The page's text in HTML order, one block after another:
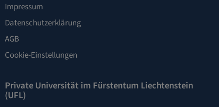
Impressum
Datenschutzerklärung
AGB
Cookie-Einstellungen
Private Universität im Fürstentum Liechtenstein
(UFL)